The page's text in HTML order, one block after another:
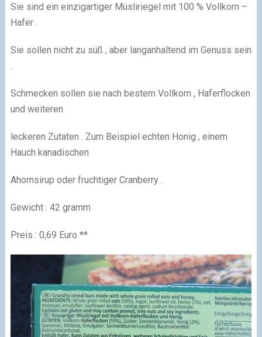
Sie sind ein einzigartiger Müsliriegel mit 100 % Vollkorn –
Hafer .
Sie sollen nicht zu süß , aber langanhaltend im Genuss sein
.
Schmecken sollen sie nach bestem Vollkorn , Haferflocken
und weiteren
leckeren Zutaten . Zum Beispiel echten Honig , einem
Hauch kanadischen
Ahornsirup oder fruchtiger Cranberry .
Gewicht : 42 gramm
Preis : 0,69 Euro **